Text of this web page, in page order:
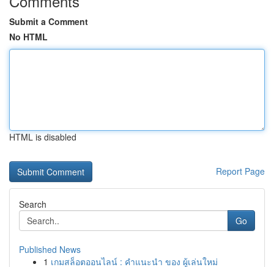
Submit a Comment
No HTML
HTML is disabled
Report Page
Search
Go
Published News
1 เกมสล็อตออนไลน์ : คำแนะนำ ของ ผู้เล่นใหม่